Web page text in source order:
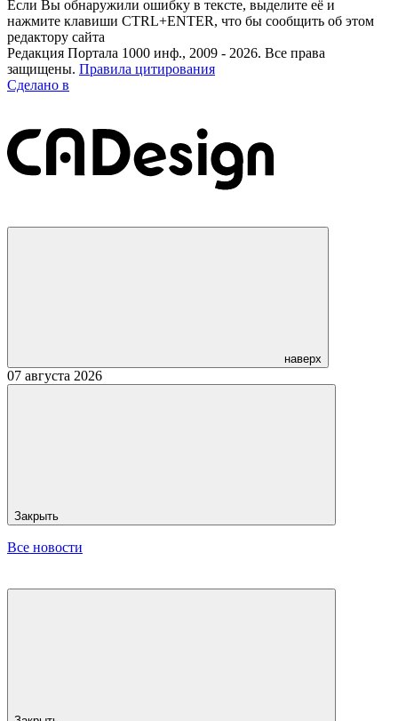
Если Вы обнаружили ошибку в тексте, выделите её и
нажмите клавиши CTRL+ENTER, что бы сообщить об этом
редактору сайта
Редакция Портала 1000 инф., 2009 - 2026. Все права
защищены. Правила цитирования
Сделано в
наверх
07 августа 2026
Закрыть
Все новости